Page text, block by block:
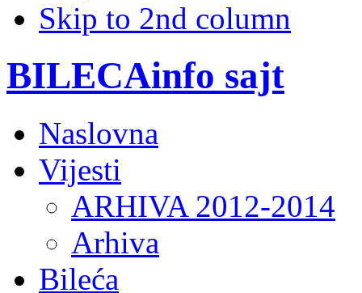
Skip to 2nd column
BILECAinfo sajt
Naslovna
Vijesti
ARHIVA 2012-2014
Arhiva
Bileća